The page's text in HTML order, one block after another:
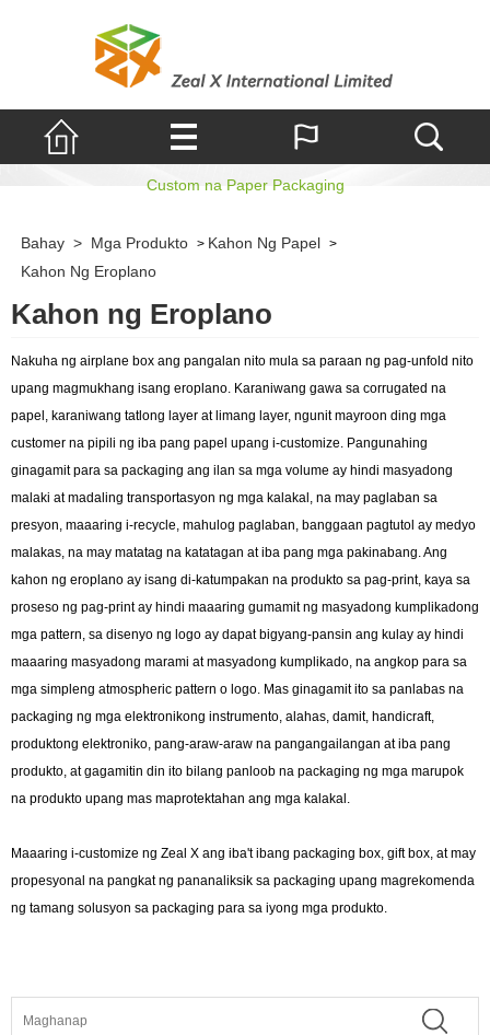
Kahon ng Eroplano
Custom na Paper Packaging
Bahay > Mga Produkto > Kahon Ng Papel >
Kahon Ng Eroplano
Kahon ng Eroplano
Nakuha ng airplane box ang pangalan nito mula sa paraan ng pag-unfold nito
upang magmukhang isang eroplano. Karaniwang gawa sa corrugated na
papel, karaniwang tatlong layer at limang layer, ngunit mayroon ding mga
customer na pipili ng iba pang papel upang i-customize. Pangunahing
ginagamit para sa packaging ang ilan sa mga volume ay hindi masyadong
malaki at madaling transportasyon ng mga kalakal, na may paglaban sa
presyon, maaaring i-recycle, mahulog paglaban, banggaan pagtutol ay medyo
malakas, na may matatag na katatagan at iba pang mga pakinabang. Ang
kahon ng eroplano ay isang di-katumpakan na produkto sa pag-print, kaya sa
proseso ng pag-print ay hindi maaaring gumamit ng masyadong kumplikadong
mga pattern, sa disenyo ng logo ay dapat bigyang-pansin ang kulay ay hindi
maaaring masyadong marami at masyadong kumplikado, na angkop para sa
mga simpleng atmospheric pattern o logo. Mas ginagamit ito sa panlabas na
packaging ng mga elektronikong instrumento, alahas, damit, handicraft,
produktong elektroniko, pang-araw-araw na pangangailangan at iba pang
produkto, at gagamitin din ito bilang panloob na packaging ng mga marupok
na produkto upang mas maprotektahan ang mga kalakal.
Maaaring i-customize ng Zeal X ang iba't ibang packaging box, gift box, at may
propesyonal na pangkat ng pananaliksik sa packaging upang magrekomenda
ng tamang solusyon sa packaging para sa iyong mga produkto.